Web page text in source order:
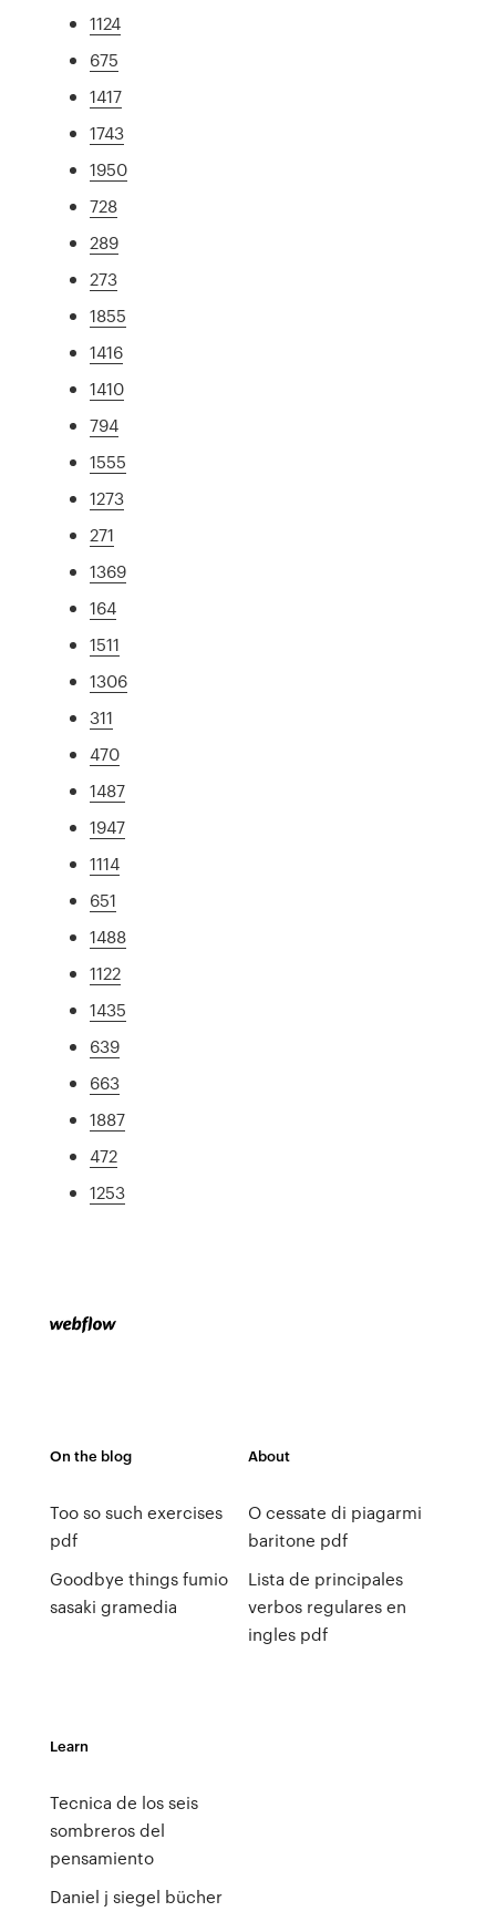
1124
675
1417
1743
1950
728
289
273
1855
1416
1410
794
1555
1273
271
1369
164
1511
1306
311
470
1487
1947
1114
651
1488
1122
1435
639
663
1887
472
1253
On the blog
Too so such exercises
pdf
Goodbye things fumio
sasaki gramedia
About
O cessate di piagarmi
baritone pdf
Lista de principales
verbos regulares en
ingles pdf
Learn
Tecnica de los seis
sombreros del
pensamiento
Daniel j siegel bücher